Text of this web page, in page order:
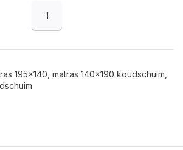
1
195x140, matras 140x190 koudschuim,